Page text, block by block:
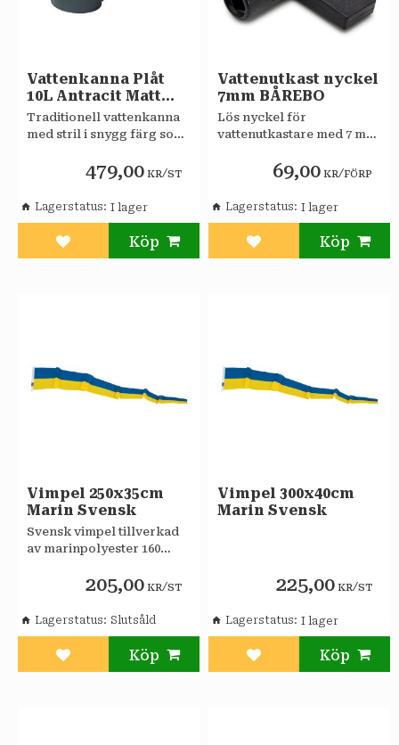
Vattenkanna Plåt
10L Antracit Matt
NYBY
Traditionell vattenkanna
med stril i snygg färg som
smycke i trädgården eller
479,00 KR/ST
Lägg till i favoriter
Lagerstatus
Vattenutkast nyckel
7mm BÅREBO
Lös nyckel för
vattenutkastare med 7 mm
69,00 KR/FÖRP
Lägg till i favoriter
Lagerstatus
Vimpel 250x35cm
Marin Svensk
​Svensk vimpel tillverkad
av marinpolyester 160
Försedda med 2 st
monterade nylonclips per
vimpel.
205,00 KR/ST
Lägg till i favoriter
Lagerstatus Slutsåld
Vimpel 300x40cm
Marin Svensk
225,00 KR/ST
Lägg till i favoriter
Lagerstatus